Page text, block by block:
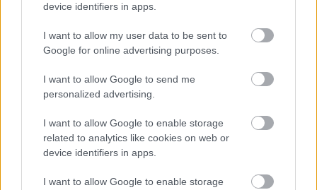
device identifiers in apps.
I want to allow my user data to be sent to
Google for online advertising purposes.
I want to allow Google to send me
personalized advertising.
I want to allow Google to enable storage
related to analytics like cookies on web or
device identifiers in apps.
I want to allow Google to enable storage
EU támogatásból jött létre a
modern közös képviselő, a
WEBHÁZMESTER!
Magyar hacker zsarolt - 15 évet is
Tech| 2011.11.24 10:51
Zöld adatközpontok